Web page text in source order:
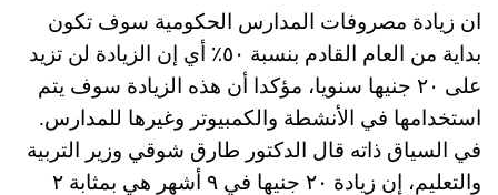
ان زيادة مصروفات المدارس الحكومية سوف تكون
بداية من العام القادم بنسبة ٥٠٪؜ أي إن الزيادة لن تزيد
على ٢٠ جنيها سنويا، مؤكدا أن هذه الزيادة سوف يتم
استخدامها في الأنشطة والكمبيوتر وغيرها للمدارس.
في السياق ذاته قال الدكتور طارق شوقي وزير التربية
والتعليم، إن زيادة ٢٠ جنيها في ٩ أشهر هي بمثابة ٢